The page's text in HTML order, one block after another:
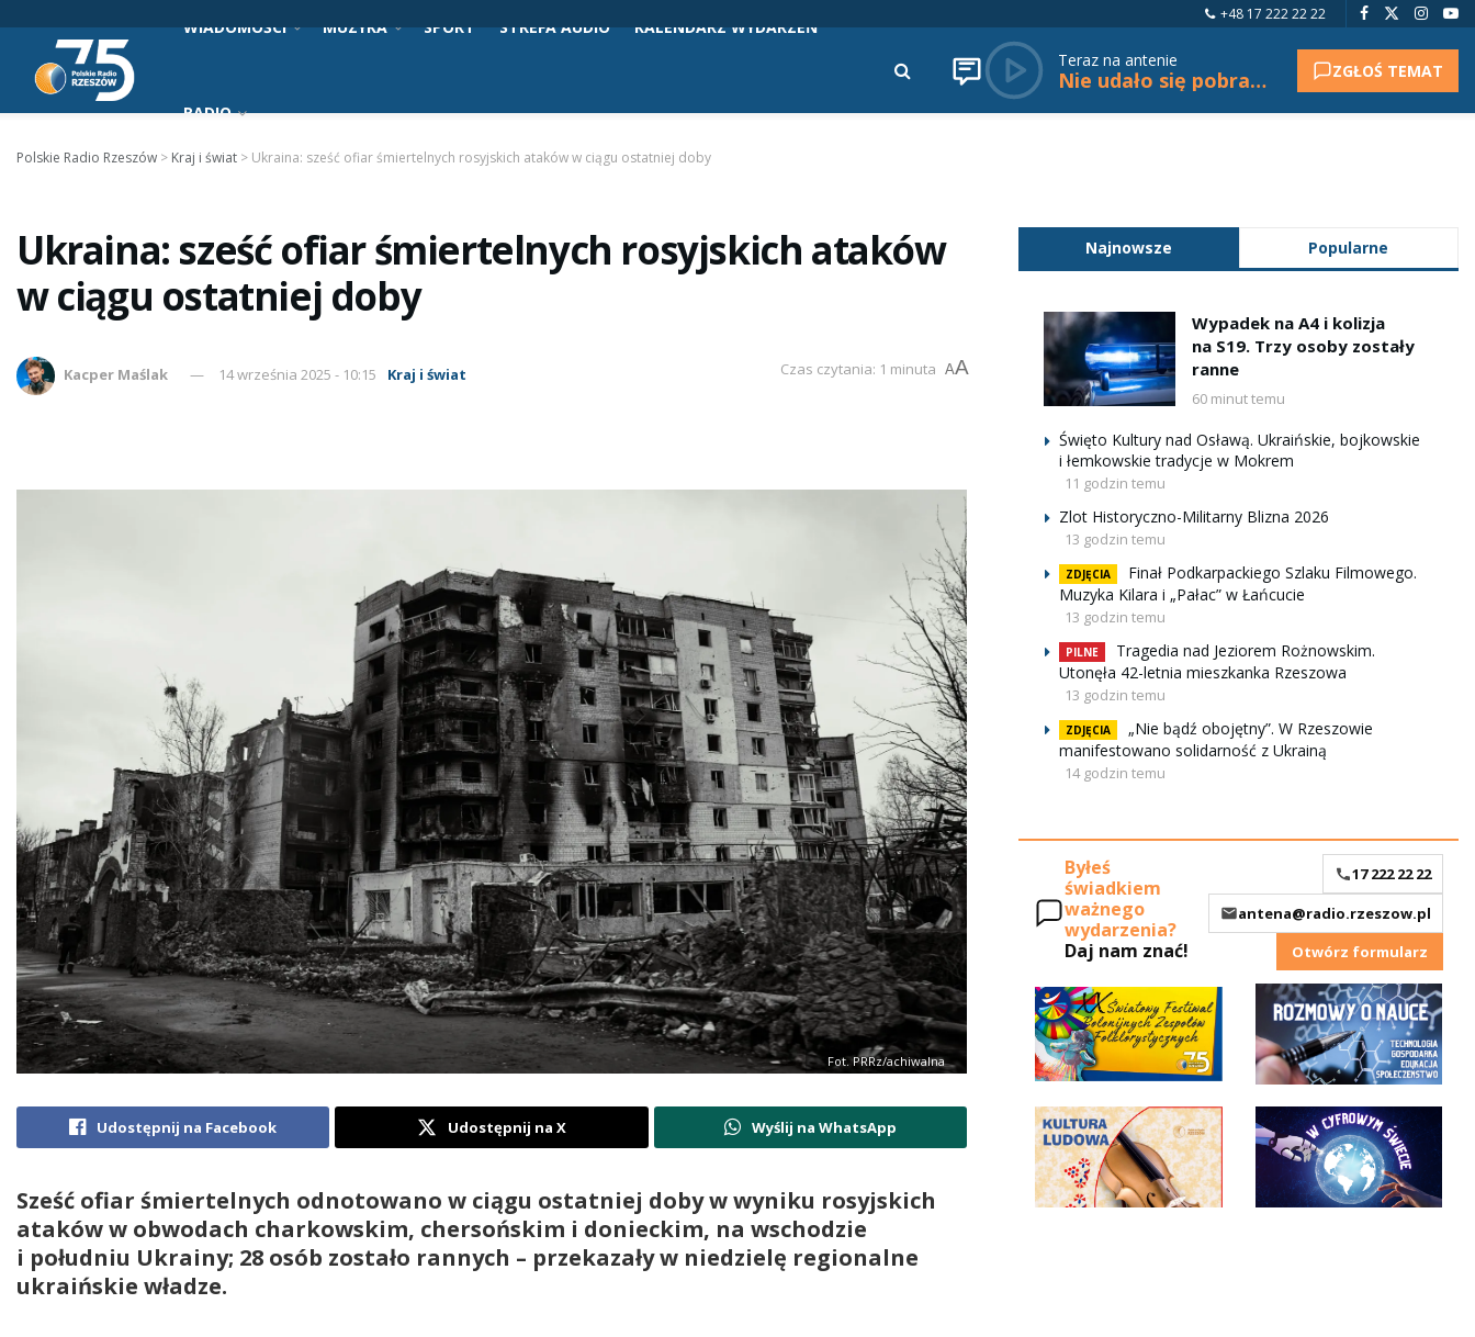
+48 17 222 22 22
WIADOMOŚCI MUZYKA SPORT STREFA AUDIO KALENDARZ WYDARZEŃ
RADIO
Teraz na antenie
Nie udało się pobrać tytułu. ZGŁOŚ TEMAT
Polskie Radio Rzeszów > Kraj i świat > Ukraina: sześć ofiar śmiertelnych rosyjskich ataków w ciągu ostatniej doby
Ukraina: sześć ofiar śmiertelnych rosyjskich ataków
w ciągu ostatniej doby
Kacper Maślak 14 września 2025 - 10:15 Kraj i świat Czas czytania: 1 minuta AA
Fot. PRRz/achiwalna
Udostępnij na Facebook Udostępnij na X Wyślij na WhatsApp
Sześć ofiar śmiertelnych odnotowano w ciągu ostatniej doby w wyniku rosyjskich
ataków w obwodach charkowskim, chersońskim i donieckim, na wschodzie
i południu Ukrainy; 28 osób zostało rannych – przekazały w niedzielę regionalne
ukraińskie władze.
Najnowsze Popularne
Wypadek na A4 i kolizja
na S19. Trzy osoby zostały
ranne
60 minut temu
Święto Kultury nad Osławą. Ukraińskie, bojkowskie
i łemkowskie tradycje w Mokrem
11 godzin temu
Zlot Historyczno-Militarny Blizna 2026
13 godzin temu
ZDJĘCIA
Finał Podkarpackiego Szlaku Filmowego.
Muzyka Kilara i „Pałac” w Łańcucie
13 godzin temu
PILNE
Tragedia nad Jeziorem Rożnowskim.
Utonęła 42-letnia mieszkanka Rzeszowa
13 godzin temu
ZDJĘCIA
„Nie bądź obojętny”. W Rzeszowie
manifestowano solidarność z Ukrainą
14 godzin temu
Byłeś
świadkiem
ważnego
wydarzenia?
Daj nam znać!
17 222 22 22
antena@radio.rzeszow.pl
Otwórz formularz